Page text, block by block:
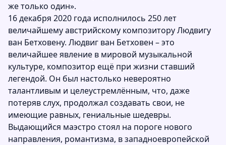
же только один».
16 декабря 2020 года исполнилось 250 лет
величайшему австрийскому композитору Людвигу
ван Бетховену. Людвиг ван Бетховен – это
величайшее явление в мировой музыкальной
культуре, композитор ещё при жизни ставший
легендой. Он был настолько невероятно
талантливым и целеустремлённым, что, даже
потеряв слух, продолжал создавать свои, не
имеющие равных, гениальные шедевры.
Выдающийся маэстро стоял на пороге нового
направления, романтизма, в западноевропейской